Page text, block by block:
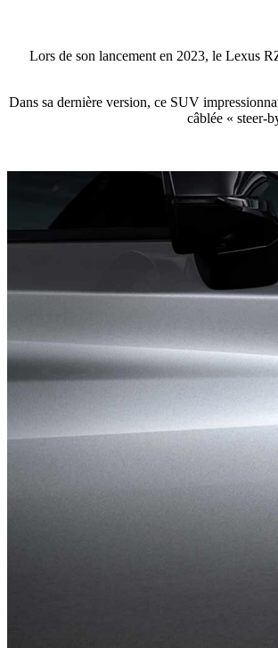
Lors de son lancement en 2023, le Lexus
Dans sa dernière version, ce SUV
câblée « steer-